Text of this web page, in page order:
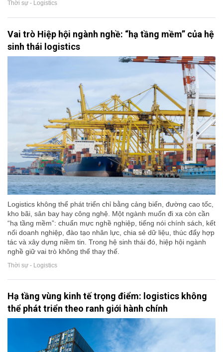
Thời sự - Logistics
Vai trò Hiệp hội ngành nghề: “hạ tầng mềm” của hệ
sinh thái logistics
Logistics không thể phát triển chỉ bằng cảng biển, đường cao tốc,
kho bãi, sân bay hay công nghệ. Một ngành muốn đi xa còn cần
“hạ tầng mềm”: chuẩn mực nghề nghiệp, tiếng nói chính sách, kết
nối doanh nghiệp, đào tạo nhân lực, chia sẻ dữ liệu, thúc đẩy hợp
tác và xây dựng niềm tin. Trong hệ sinh thái đó, hiệp hội ngành
nghề giữ vai trò không thể thay thế.
Thời sự - Logistics
Hạ tầng vùng kinh tế trọng điểm: logistics không
thể phát triển theo ranh giới hành chính